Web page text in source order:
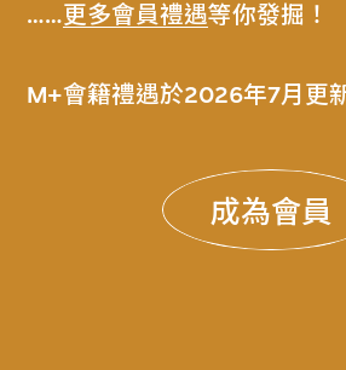
……更多會員禮遇等你發掘！
M+會籍禮遇於2026年7月更
成為會員